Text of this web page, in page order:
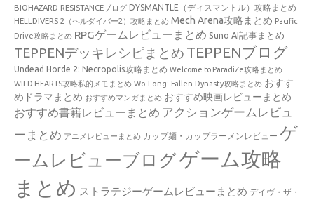
BIOHAZARD RESISTANCEブログ DYSMANTLE（ディスマントル）攻略まとめ
HELLDIVERS 2（ヘルダイバー2）攻略まとめ Mech Arena攻略まとめ Pacific
Drive攻略まとめ RPGゲームレビューまとめ Suno AI記事まとめ
TEPPENデッキレシピまとめ TEPPENブログ
Undead Horde 2: Necropolis攻略まとめ Welcome to ParadiZe攻略まとめ
WILD HEARTS攻略私的メモまとめ Wo Long: Fallen Dynasty攻略まとめ おすす
めドラマまとめ おすすめマンガまとめ おすすめ映画レビューまとめ
おすすめ書籍レビューまとめ アクションゲームレビュ
ーまとめ アニメレビューまとめ カップ麺・カップラーメンレビュー ゲ
ームレビューブログゲーム攻略
まとめ ストラテジーゲームレビューまとめ デイヴ・ザ・